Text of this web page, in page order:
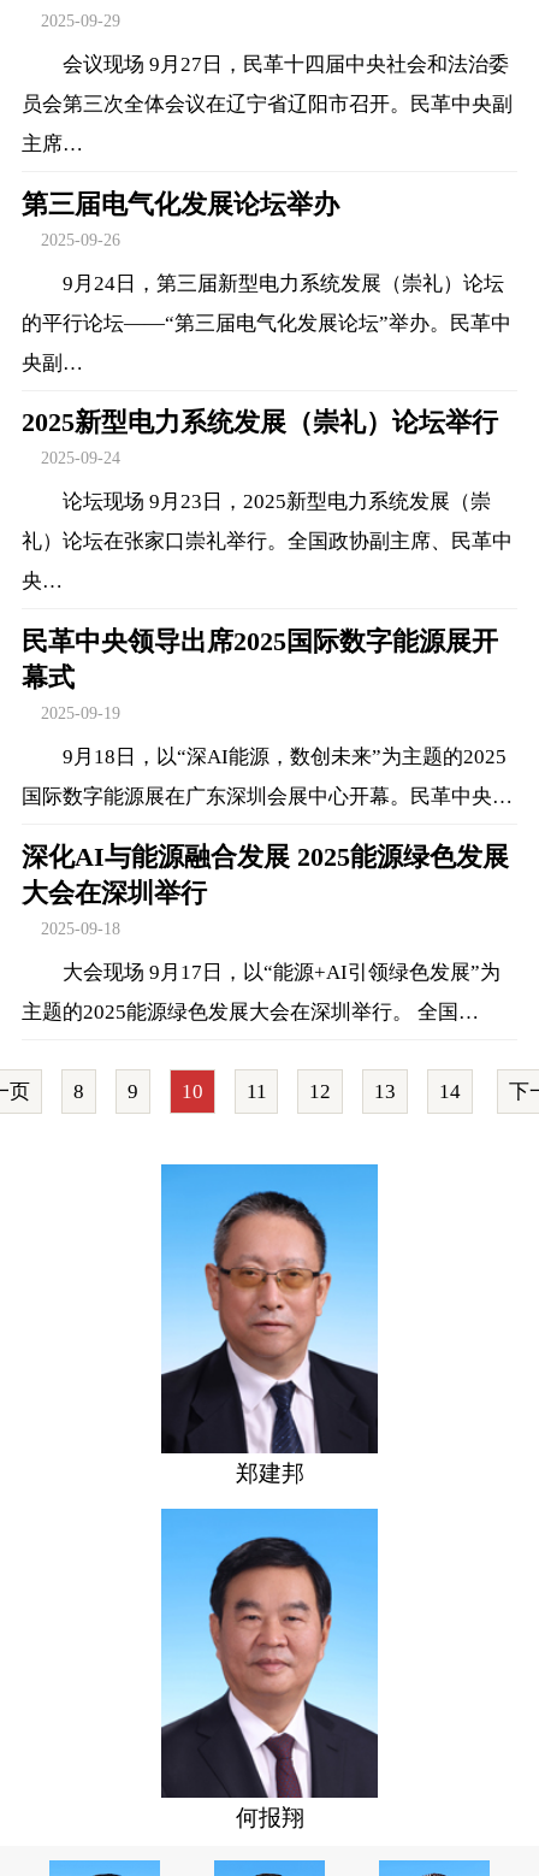
2025-09-29
会议现场 9月27日，民革十四届中央社会和法治委
员会第三次全体会议在辽宁省辽阳市召开。民革中央副
主席…
第三届电气化发展论坛举办
2025-09-26
9月24日，第三届新型电力系统发展（崇礼）论坛
的平行论坛——“第三届电气化发展论坛”举办。民革中
央副…
2025新型电力系统发展（崇礼）论坛举行
2025-09-24
论坛现场 9月23日，2025新型电力系统发展（崇
礼）论坛在张家口崇礼举行。全国政协副主席、民革中
央…
民革中央领导出席2025国际数字能源展开
幕式
2025-09-19
9月18日，以“深AI能源，数创未来”为主题的2025
国际数字能源展在广东深圳会展中心开幕。民革中央…
深化AI与能源融合发展 2025能源绿色发展
大会在深圳举行
2025-09-18
大会现场 9月17日，以“能源+AI引领绿色发展”为
主题的2025能源绿色发展大会在深圳举行。 全国…
页 8 9 10 11 12 13 14 下
郑建邦
何报翔